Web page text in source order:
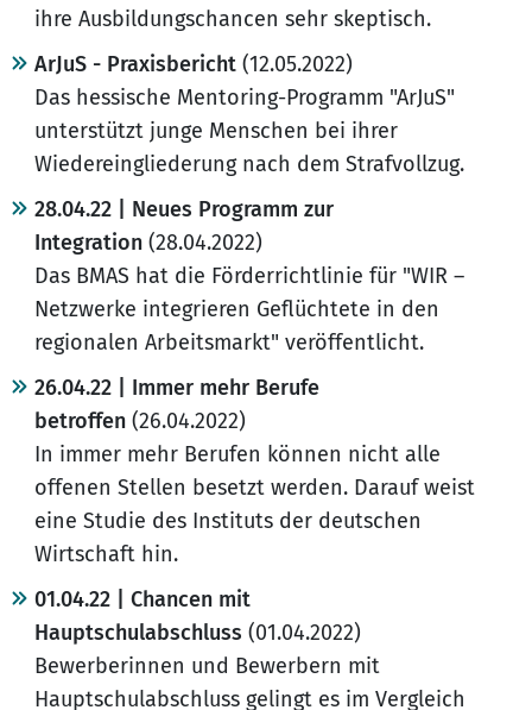
ihre Ausbildungschancen sehr skeptisch.
ArJuS - Praxisbericht (12.05.2022)
Das hessische Mentoring-Programm "ArJuS"
unterstützt junge Menschen bei ihrer
Wiedereingliederung nach dem Strafvollzug.
28.04.22 | Neues Programm zur
Integration (28.04.2022)
Das BMAS hat die Förderrichtlinie für "WIR –
Netzwerke integrieren Geflüchtete in den
regionalen Arbeitsmarkt" veröffentlicht.
26.04.22 | Immer mehr Berufe
betroffen (26.04.2022)
In immer mehr Berufen können nicht alle
offenen Stellen besetzt werden. Darauf weist
eine Studie des Instituts der deutschen
Wirtschaft hin.
01.04.22 | Chancen mit
Hauptschulabschluss (01.04.2022)
Bewerberinnen und Bewerbern mit
Hauptschulabschluss gelingt es im Vergleich